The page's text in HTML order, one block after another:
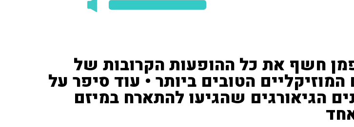
חשף את כל ההופעות הקרובות של
הטובים ביותר • עוד סיפר על
הגיאורגים שהגיעו להתארח במיזם